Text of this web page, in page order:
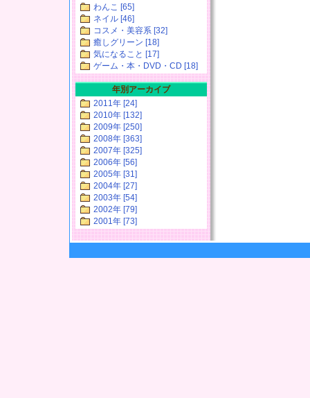
わんこ [65]
ネイル [46]
コスメ・美容系 [32]
癒しグリーン [18]
気になること [17]
ゲーム・本・DVD・CD [18]
年別アーカイブ
2011年 [24]
2010年 [132]
2009年 [250]
2008年 [363]
2007年 [325]
2006年 [56]
2005年 [31]
2004年 [27]
2003年 [54]
2002年 [79]
2001年 [73]